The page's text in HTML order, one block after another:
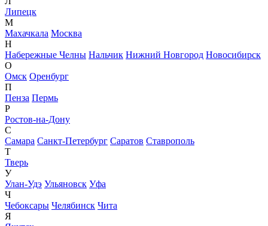
Липецк
М
Махачкала Москва
Н
Набережные Челны Нальчик Нижний Новгород Новосибирск
О
Омск Оренбург
П
Пенза Пермь
Р
Ростов-на-Дону
С
Самара Санкт-Петербург Саратов Ставрополь
Т
Тверь
У
Улан-Удэ Ульяновск Уфа
Ч
Чебоксары Челябинск Чита
Я